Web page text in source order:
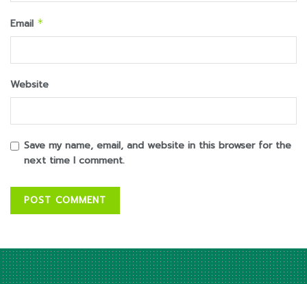
Email *
Website
Save my name, email, and website in this browser for the
next time I comment.